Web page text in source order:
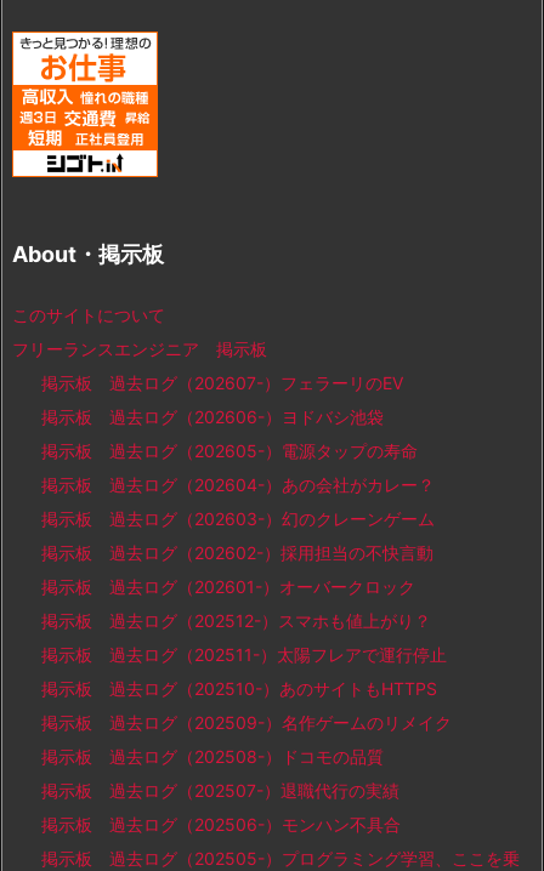
About・掲示板
このサイトについて
フリーランスエンジニア 掲示板
掲示板 過去ログ（202607-）フェラーリのEV
掲示板 過去ログ（202606-）ヨドバシ池袋
掲示板 過去ログ（202605-）電源タップの寿命
掲示板 過去ログ（202604-）あの会社がカレー？
掲示板 過去ログ（202603-）幻のクレーンゲーム
掲示板 過去ログ（202602-）採用担当の不快言動
掲示板 過去ログ（202601-）オーバークロック
掲示板 過去ログ（202512-）スマホも値上がり？
掲示板 過去ログ（202511-）太陽フレアで運行停止
掲示板 過去ログ（202510-）あのサイトもHTTPS
掲示板 過去ログ（202509-）名作ゲームのリメイク
掲示板 過去ログ（202508-）ドコモの品質
掲示板 過去ログ（202507-）退職代行の実績
掲示板 過去ログ（202506-）モンハン不具合
掲示板 過去ログ（202505-）プログラミング学習、ここを乗